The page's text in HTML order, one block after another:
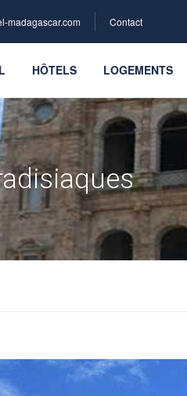
madagascar.com Contact
HÔTELS LOGEMENTS